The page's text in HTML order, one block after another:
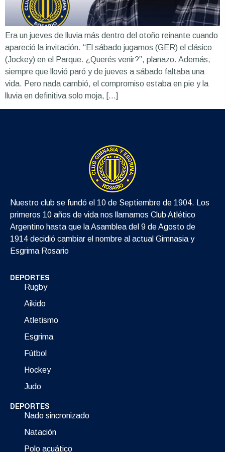
Era un jueves de lluvia más dentro del otoño reinante cuando
apareció la invitación. “El sábado jugamos (GER) el clásico
(Jockey) en el Parque. ¿Querés venir?”, planazo. Además,
siempre que llovió paró y de jueves a sábado faltaba una
vida. Pero nada cambió, el compromiso estaba en pie y la
lluvia en definitiva solo moja, […]
Nuestro club se fundó el 10 de Septiembre de 1904. Los
primeros 10 años de vida nos llamamos Club Atlético
Argentino hasta que la Asamblea del 9 de Agosto de
1914 decidió cambiar el nombre al actual Gimnasia y
Esgrima Rosario
DEPORTES
Rugby
Aikido
Atletismo
Esgrima
Fútbol
Hockey
Judo
DEPORTES
Nado sincronizado
Natación
Polo acuático